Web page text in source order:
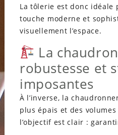
La tôlerie est donc idéale
touche moderne et
visuellement l’espace.
La
robustesse et
imposantes
À l’inverse, la
plus épais et des
l’objectif est clair :